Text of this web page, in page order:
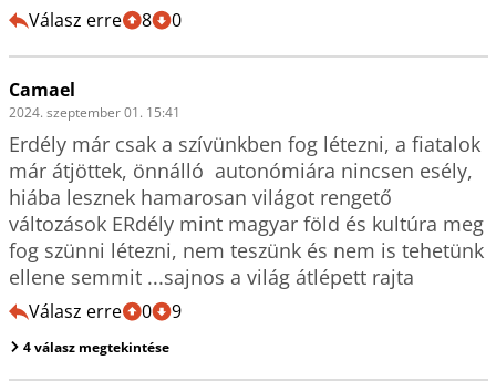
Válasz erre 8 0
Camael
2024. szeptember 01. 15:41
Erdély már csak a szívünkben fog létezni, a fiatalok
már átjöttek, önnálló  autonómiára nincsen esély,
hiába lesznek hamarosan világot rengető
változások ERdély mint magyar föld és kultúra meg
fog szünni létezni, nem teszünk és nem is tehetünk
ellene semmit ...sajnos a világ átlépett rajta
Válasz erre 0 9
4 válasz megtekintése